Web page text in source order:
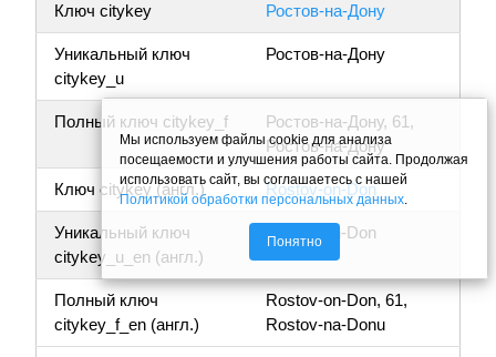
Ключ citykey Ростов-на-Дону
Уникальный ключ
citykey_u
Ростов-на-Дону
Полный ключ citykey_f
Ростов-на-Дону, 61,
Ростов-на-Дону
Ключ citykey (англ.) Rostov-on-Don
Уникальный ключ
citykey_u_en (англ.)
Rostov-on-Don
Полный ключ
citykey_f_en (англ.)
Rostov-on-Don, 61,
Rostov-na-Donu
Мы используем файлы cookie для анализа
посещаемости и улучшения работы сайта. Продолжая
использовать сайт, вы соглашаетесь с нашей
Политикой обработки персональных данных.
Понятно